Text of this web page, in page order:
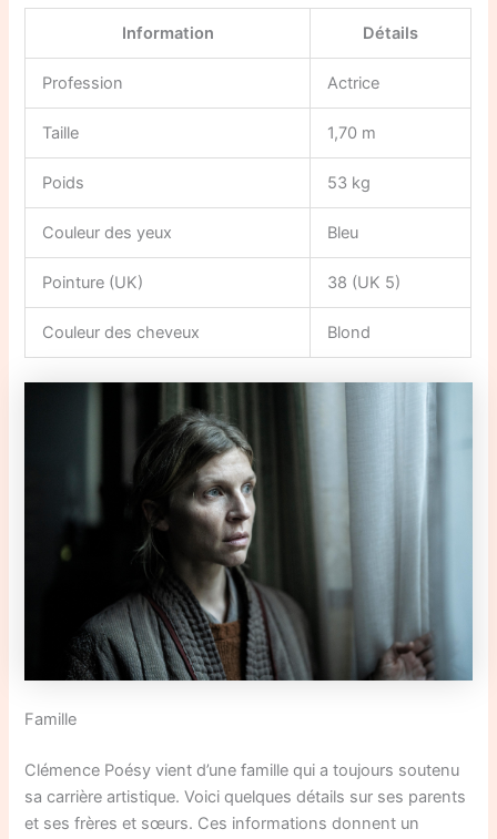
Information Détails
Profession Actrice
Taille 1,70 m
Poids 53 kg
Couleur des yeux Bleu
Pointure (UK) 38 (UK 5)
Couleur des cheveux Blond
Famille
Clémence Poésy vient d’une famille qui a toujours soutenu
sa carrière artistique. Voici quelques détails sur ses parents
et ses frères et sœurs. Ces informations donnent un